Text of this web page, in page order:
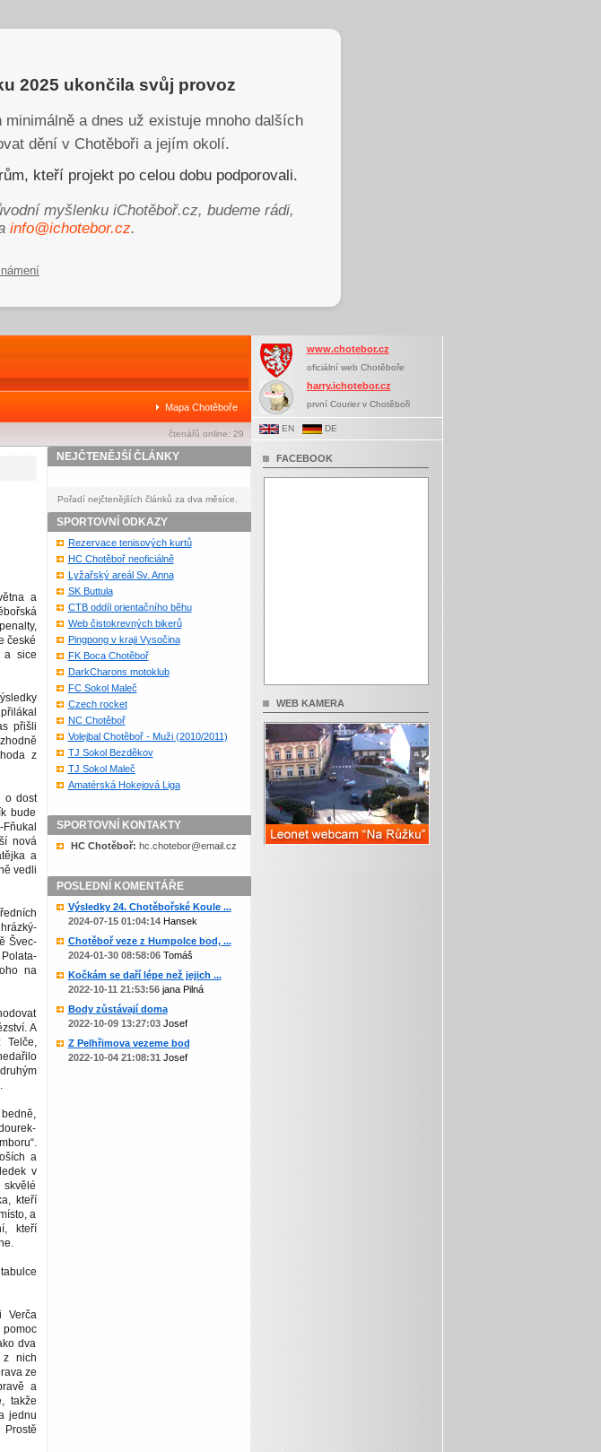
2025 ukončila svůj provoz
a dnes už existuje mnoho dalších
dění v Chotěboři a jejím okolí.
kteří projekt po celou dobu podporovali.
myšlenku iChotěboř.cz, budeme rádi,
info@ichotebor.cz.
Mapa Chotěboře
čtenářů online: 29
a
české
a sice
přišli
z
o dost
bude
nová
a
vedli
Švec-
na
A
Telče,
a
v
kteří
a
kteří
Verča
dva
z nich
ze
a
takže
jednu
NEJČTENĚJŠÍ ČLÁNKY
Pořadí nejčtenějších článků za dva měsíce.
SPORTOVNÍ ODKAZY
Rezervace tenisových kurtů
HC Chotěboř neoficiálně
Lyžařský areál Sv. Anna
SK Buttula
CTB oddíl orientačního běhu
Web čistokrevných bikerů
Pingpong v kraji Vysočina
FK Boca Chotěboř
DarkCharons motoklub
FC Sokol Maleč
Czech rocket
NC Chotěboř
Volejbal Chotěboř - Muži (2010/2011)
TJ Sokol Bezděkov
TJ Sokol Maleč
Amatérská Hokejová Liga
SPORTOVNÍ KONTAKTY
HC Chotěboř: zc.liame@robetohc.ch
POSLEDNÍ KOMENTÁŘE
Výsledky 24. Chotěbořské Koule ...
2024-07-15 01:04:14Hansek
Chotěboř veze z Humpolce bod, ...
2024-01-30 08:58:06Tomáš
Kočkám se daří lépe než jejich ...
2022-10-11 21:53:56jana Pilná
Body zůstávají doma
2022-10-09 13:27:03Josef
Z Pelhřimova vezeme bod
2022-10-04 21:08:31 Josef
www.chotebor.cz
oficiální web Chotěboře
harry.ichotebor.cz
první Courier v Chotěboři
EN DE
FACEBOOK
WEB KAMERA